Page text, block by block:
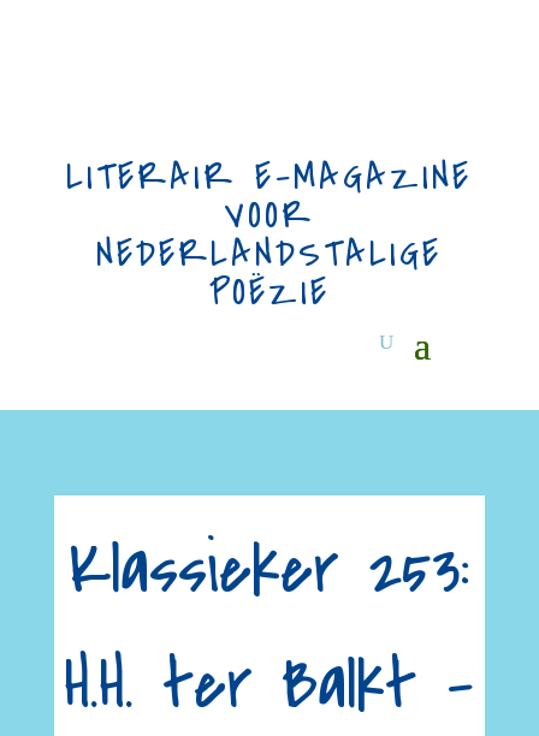
LITERAIR E-MAGAZINE
VOOR
NEDERLANDSTALIGE
POËZIE
Klassieker 253:
H.H. ter Balkt –